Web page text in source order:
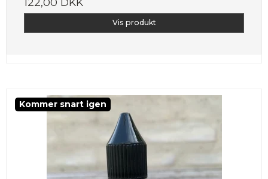
Vis produkt
Kommer snart igen